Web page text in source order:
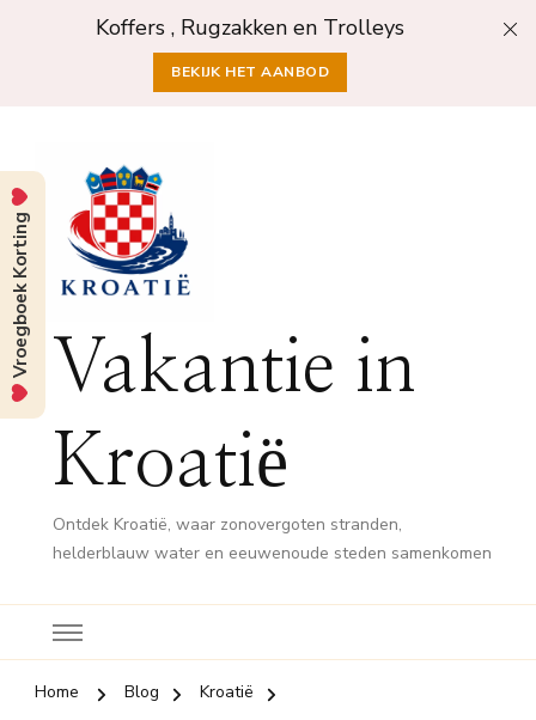
Koffers , Rugzakken en Trolleys
BEKIJK HET AANBOD
Vakantie in
Kroatië
Ontdek Kroatië, waar zonovergoten stranden,
helderblauw water en eeuwenoude steden samenkomen
Home Blog
Kroatië
Vroegboek Korting